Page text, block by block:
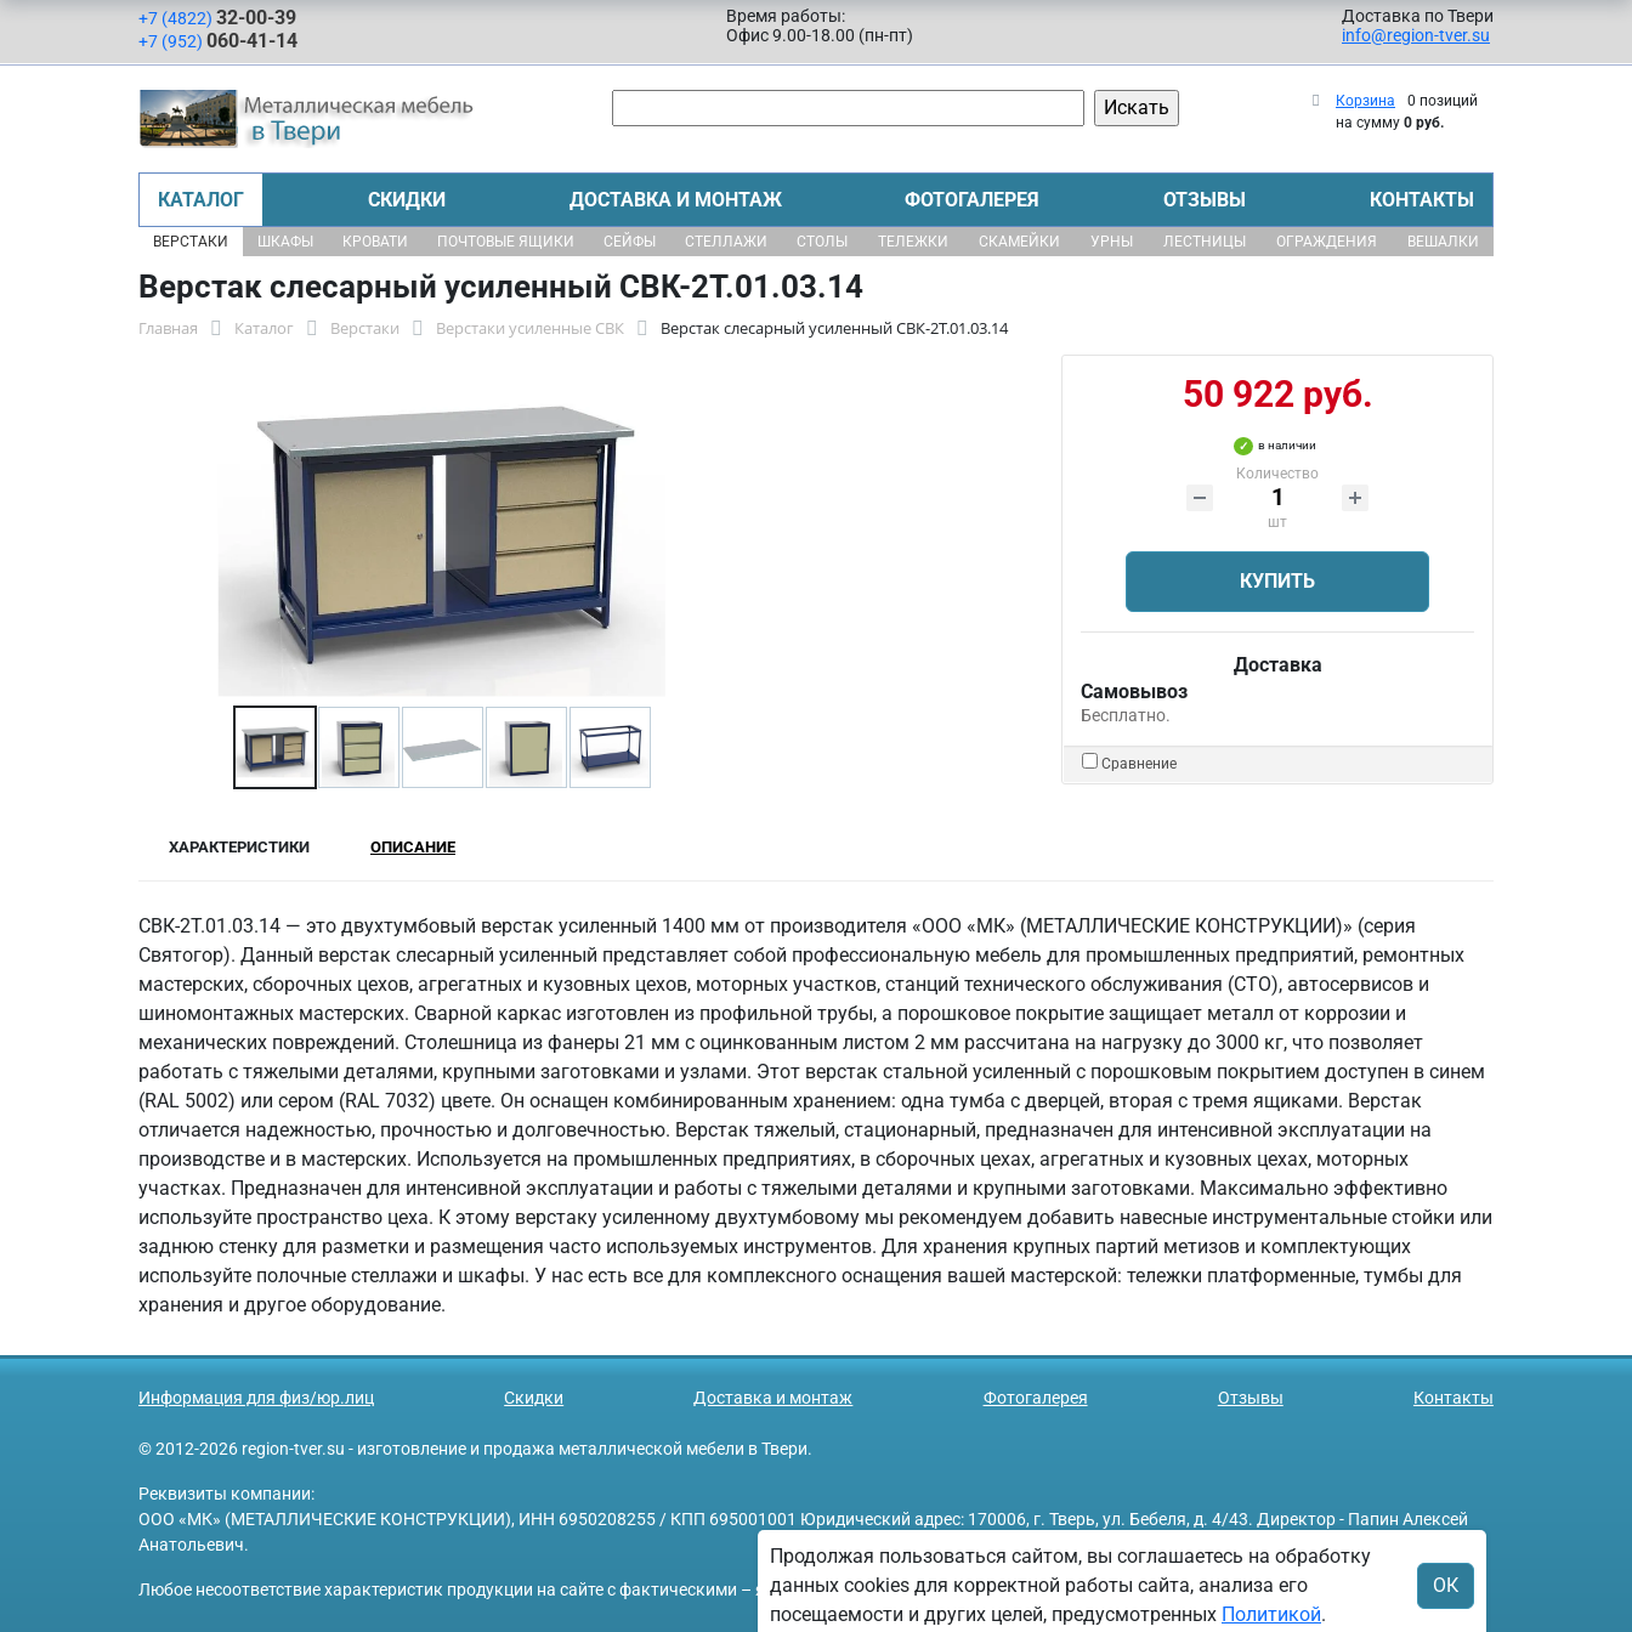
+7 (4822) 32-00-39
+7 (952) 060-41-14
Время работы:
Офис 9.00-18.00 (пн-пт)
Доставка по Твери
info@region-tver.su
Корзина
0 позиций
на сумму 0 руб.
КАТАЛОГ СКИДКИ ДОСТАВКА И МОНТАЖ ФОТОГАЛЕРЕЯ ОТЗЫВЫ КОНТАКТЫ
ВЕРСТАКИ ШКАФЫ КРОВАТИ ПОЧТОВЫЕ ЯЩИКИ СЕЙФЫ СТЕЛЛАЖИ СТОЛЫ ТЕЛЕЖКИ СКАМЕЙКИ УРНЫ ЛЕСТНИЦЫ ОГРАЖДЕНИЯ ВЕШАЛКИ
Верстак слесарный усиленный СВК-2Т.01.03.14
Главная Каталог Верстаки Верстаки усиленные СВК Верстак слесарный усиленный СВК-2Т.01.03.14
50 922 руб.
в наличии
Количество
шт
КУПИТЬ
Доставка
Самовывоз
Бесплатно.
Сравнение
ХАРАКТЕРИСТИКИ ОПИСАНИЕ
СВК-2Т.01.03.14 — это двухтумбовый верстак усиленный 1400 мм от производителя «ООО «МК» (МЕТАЛЛИЧЕСКИЕ КОНСТРУКЦИИ)» (серия
Святогор). Данный верстак слесарный усиленный представляет собой профессиональную мебель для промышленных предприятий, ремонтных
мастерских, сборочных цехов, агрегатных и кузовных цехов, моторных участков, станций технического обслуживания (СТО), автосервисов и
шиномонтажных мастерских. Сварной каркас изготовлен из профильной трубы, а порошковое покрытие защищает металл от коррозии и
механических повреждений. Столешница из фанеры 21 мм с оцинкованным листом 2 мм рассчитана на нагрузку до 3000 кг, что позволяет
работать с тяжелыми деталями, крупными заготовками и узлами. Этот верстак стальной усиленный с порошковым покрытием доступен в синем
(RAL 5002) или сером (RAL 7032) цвете. Он оснащен комбинированным хранением: одна тумба с дверцей, вторая с тремя ящиками. Верстак
отличается надежностью, прочностью и долговечностью. Верстак тяжелый, стационарный, предназначен для интенсивной эксплуатации на
производстве и в мастерских. Используется на промышленных предприятиях, в сборочных цехах, агрегатных и кузовных цехах, моторных
участках. Предназначен для интенсивной эксплуатации и работы с тяжелыми деталями и крупными заготовками. Максимально эффективно
используйте пространство цеха. К этому верстаку усиленному двухтумбовому мы рекомендуем добавить навесные инструментальные стойки или
заднюю стенку для разметки и размещения часто используемых инструментов. Для хранения крупных партий метизов и комплектующих
используйте полочные стеллажи и шкафы. У нас есть все для комплексного оснащения вашей мастерской: тележки платформенные, тумбы для
хранения и другое оборудование.
Информация для физ/юр.лиц Скидки Доставка и монтаж Фотогалерея Отзывы Контакты
© 2012-2026 region-tver.su - изготовление и продажа металлической мебели в Твери.
Реквизиты компании:
ООО «МК» (МЕТАЛЛИЧЕСКИЕ КОНСТРУКЦИИ), ИНН 6950208255 / КПП 695001001 Юридический адрес: 170006, г. Тверь, ул. Бебеля, д. 4/43. Директор - Папин Алексей
Анатольевич.
Любое несоответствие характеристик продукции на сайте с фактическими – является опечаткой.
Продолжая пользоваться сайтом, вы соглашаетесь на обработку
данных cookies для корректной работы сайта, анализа его
посещаемости и других целей, предусмотренных Политикой.
ОК